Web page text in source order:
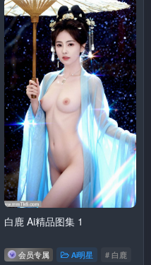
白鹿 Ai精品图集 1
会员专属 Ai明星 # 白鹿